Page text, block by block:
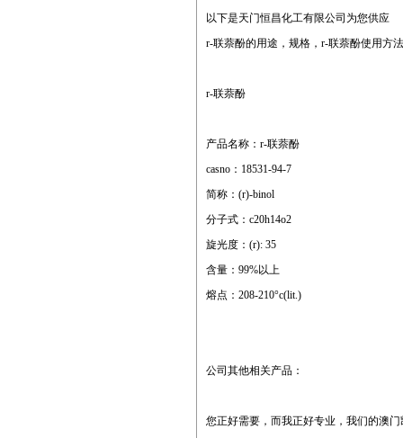
以下是天门恒昌化工有限公司为您供应
r-联萘酚的用途，规格，r-联萘酚使用方
r-联萘酚
产品名称：r-联萘酚
casno：18531-94-7
简称：(r)-binol
分子式：c20h14o2
旋光度：(r): 35
含量：99%以上
熔点：208-210°c(lit.)
公司其他相关产品：
您正好需要，而我正好专业，我们的澳